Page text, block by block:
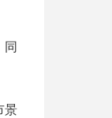
同
景